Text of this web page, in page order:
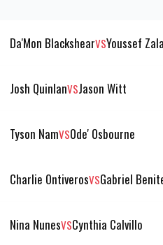
Da'Mon BlackshearVSYoussef
Josh QuinlanVSJason Witt
Tyson NamVSOde' Osbourne
Charlie OntiverosVSGabriel
Nina NunesVSCynthia Calvillo